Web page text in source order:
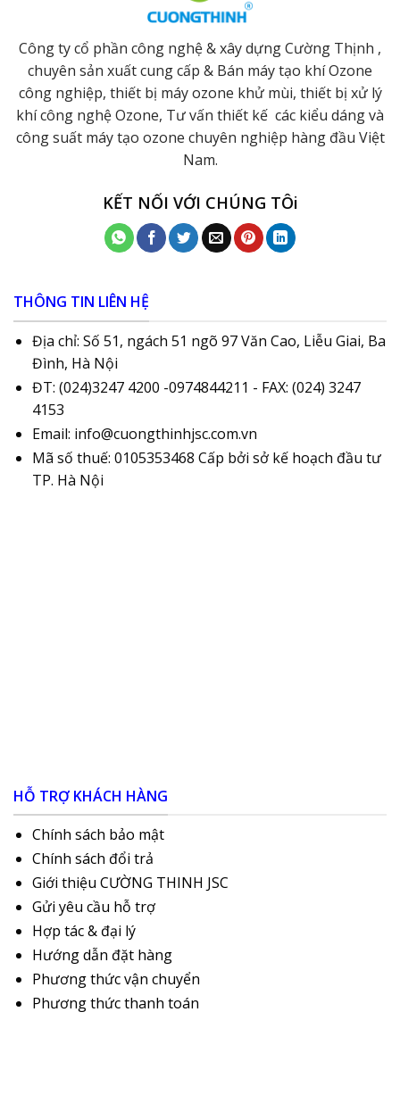
Công ty cổ phần công nghệ & xây dựng Cường Thịnh ,
chuyên sản xuất cung cấp & Bán máy tạo khí Ozone
công nghiệp, thiết bị máy ozone khử mùi, thiết bị xử lý
khí công nghệ Ozone, Tư vấn thiết kế các kiểu dáng và
công suất máy tạo ozone chuyên nghiệp hàng đầu Việt
Nam.
KẾT NỐI VỚI CHÚNG TÔi
THÔNG TIN LIÊN HỆ
Địa chỉ: Số 51, ngách 51 ngõ 97 Văn Cao, Liễu Giai, Ba
Đình, Hà Nội
ĐT: (024)3247 4200 -0974844211 - FAX: (024) 3247
4153
Email: info@cuongthinhjsc.com.vn
Mã số thuế: 0105353468 Cấp bởi sở kế hoạch đầu tư
TP. Hà Nội
HỖ TRỢ KHÁCH HÀNG
Chính sách bảo mật
Chính sách đổi trả
Giới thiệu CƯỜNG THINH JSC
Gửi yêu cầu hỗ trợ
Hợp tác & đại lý
Hướng dẫn đặt hàng
Phương thức vận chuyển
Phương thức thanh toán